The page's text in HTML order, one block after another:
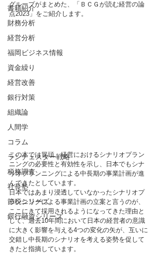
書籍紹介
財務分析
経営分析
福岡ビジネス情報
資金繰り
経営改善
銀行対策
組織論
人間学
コラム
ランチェスター戦略
税務調査
社長塾
節税シリーズ
銀行融資シリーズ
グループがまとめた、「ＢＣＧが読む経営の論
点2023」をご紹介します。
この本では冒頭、経営におけるシナリオプラン
ニングの必要性と有効性を示し、日本でもシナ
リオプランニングによる中長期の事業計画が進
んできたとしています。
日本ではあまり浸透していなかったシナリオプ
ランニングによる事業計画の立案と言うのが、
ここにきて採用されるようになってきた理由と
して、過去10年間において日本の経営者の意識
に大きく影響を与える4つの変化の矢が、互いに
交錯し中長期のシナリオを考える姿勢を促して
きたと指摘しています。